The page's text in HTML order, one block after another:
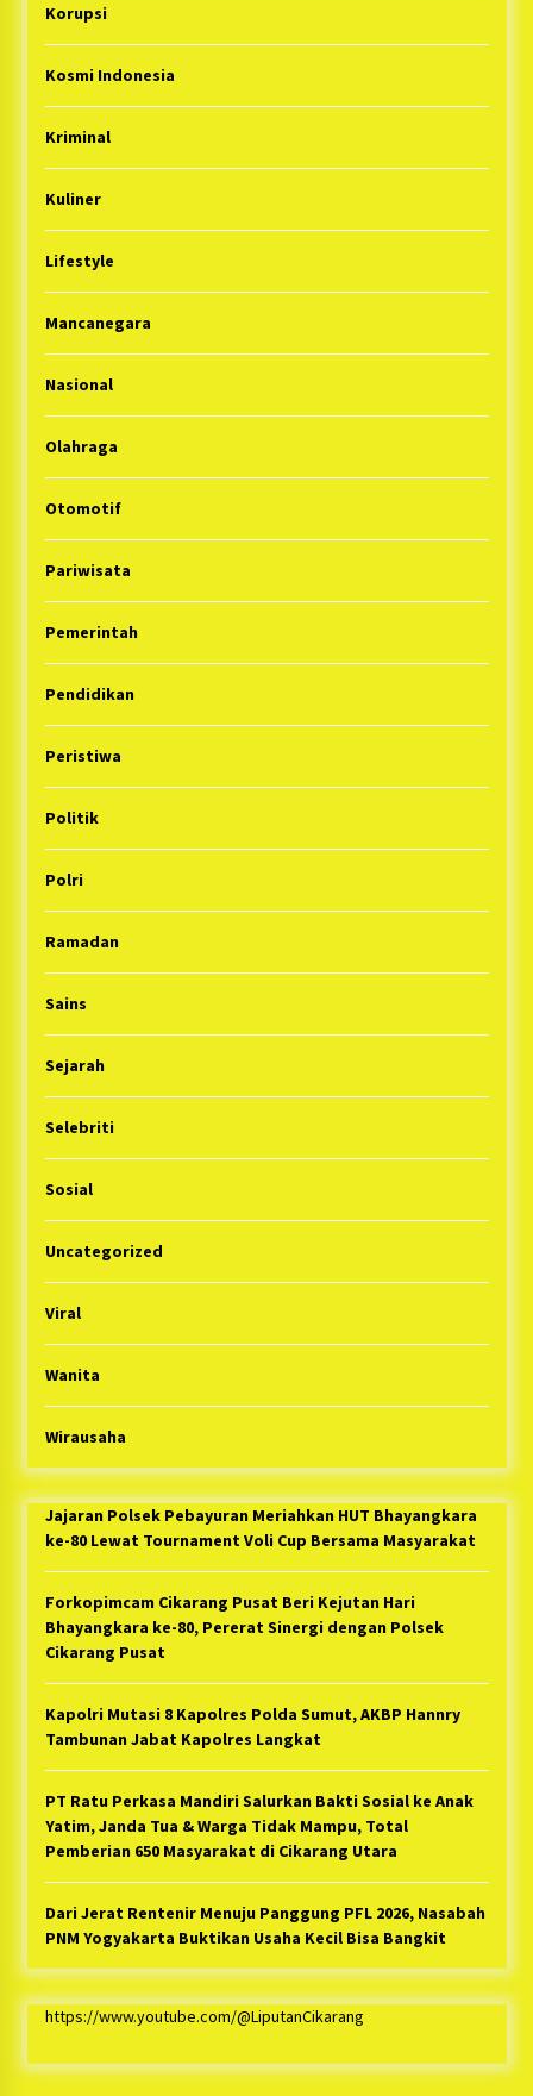
Korupsi
Kosmi Indonesia
Kriminal
Kuliner
Lifestyle
Mancanegara
Nasional
Olahraga
Otomotif
Pariwisata
Pemerintah
Pendidikan
Peristiwa
Politik
Polri
Ramadan
Sains
Sejarah
Selebriti
Sosial
Uncategorized
Viral
Wanita
Wirausaha
Jajaran Polsek Pebayuran Meriahkan HUT Bhayangkara
ke-80 Lewat Tournament Voli Cup Bersama Masyarakat
Forkopimcam Cikarang Pusat Beri Kejutan Hari
Bhayangkara ke-80, Pererat Sinergi dengan Polsek
Cikarang Pusat
Kapolri Mutasi 8 Kapolres Polda Sumut, AKBP Hannry
Tambunan Jabat Kapolres Langkat
PT Ratu Perkasa Mandiri Salurkan Bakti Sosial ke Anak
Yatim, Janda Tua & Warga Tidak Mampu, Total
Pemberian 650 Masyarakat di Cikarang Utara
Dari Jerat Rentenir Menuju Panggung PFL 2026, Nasabah
PNM Yogyakarta Buktikan Usaha Kecil Bisa Bangkit
https://www.youtube.com/@LiputanCikarang